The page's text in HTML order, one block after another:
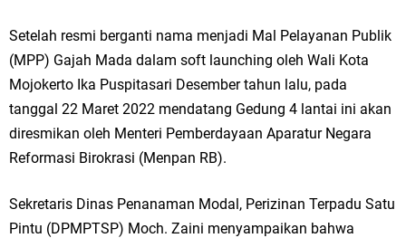
Yatim Serentak di Berbagai Daerah di Jawa Timur
Bupati Gresik Gus Yani Resmikan Kantor Desa Sidoraharjo: Simbol
Komitmen Pelayanan Publik dan Kepedulian Sosial
Optik Merlin Donasikan Rp10,36 Juta, Perkuat Keberlanjutan Program
Ruwatan Malam Satu Suro di Dusun Kedungsekar Lor, Tradisi Luhur
Setelah resmi berganti nama menjadi Mal Pelayanan Publik
(MPP) Gajah Mada dalam soft launching oleh Wali Kota
Mojokerto Ika Puspitasari Desember tahun lalu, pada
tanggal 22 Maret 2022 mendatang Gedung 4 lantai ini akan
diresmikan oleh Menteri Pemberdayaan Aparatur Negara
Reformasi Birokrasi (Menpan RB).
Sekretaris Dinas Penanaman Modal, Perizinan Terpadu Satu
Pintu (DPMPTSP) Moch. Zaini menyampaikan bahwa